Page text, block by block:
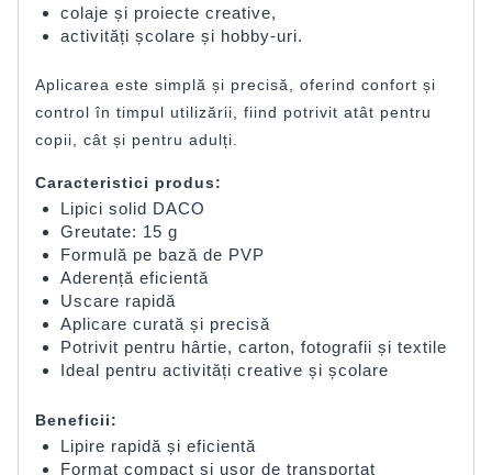
colaje și proiecte creative,
activități școlare și hobby-uri.
Aplicarea este simplă și precisă, oferind confort și
control în timpul utilizării, fiind potrivit atât pentru
copii, cât și pentru adulți.
Caracteristici produs:
Lipici solid DACO
Greutate: 15 g
Formulă pe bază de PVP
Aderență eficientă
Uscare rapidă
Aplicare curată și precisă
Potrivit pentru hârtie, carton, fotografii și textile
Ideal pentru activități creative și școlare
Beneficii:
Lipire rapidă și eficientă
Format compact și ușor de transportat